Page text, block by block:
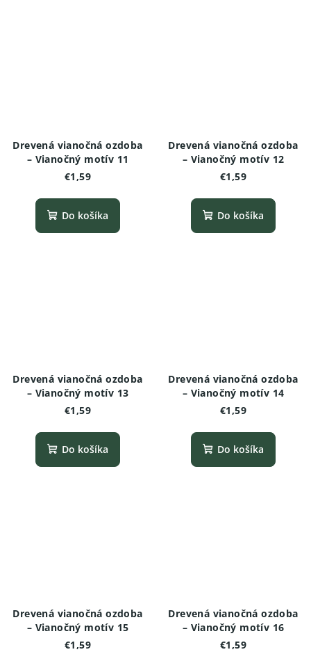
Drevená vianočná ozdoba
– Vianočný motív 11
€1,59
Do košíka
Drevená vianočná ozdoba
– Vianočný motív 12
€1,59
Do košíka
Drevená vianočná ozdoba
– Vianočný motív 13
€1,59
Do košíka
Drevená vianočná ozdoba
– Vianočný motív 14
€1,59
Do košíka
Drevená vianočná ozdoba
– Vianočný motív 15
€1,59
Drevená vianočná ozdoba
– Vianočný motív 16
€1,59